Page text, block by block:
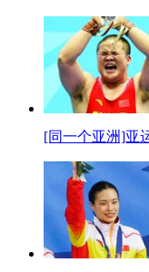
[同一个亚洲]亚